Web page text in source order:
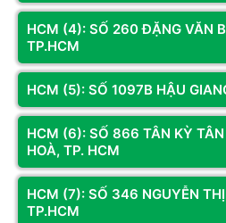
HCM (4): SỐ 260 ĐẶNG VĂN
TP.HCM
HCM (5): SỐ 1097B HẬU
HCM (6): SỐ 866 TÂN KỲ
HOÀ, TP. HCM
HCM (7): SỐ 346 NGUYỄN
TP.HCM